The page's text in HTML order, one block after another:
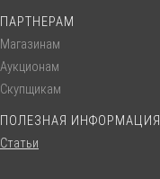
ПАРТНЕРАМ
Магазинам
Аукционам
Скупщикам
ПОЛЕЗНАЯ ИНФОРМАЦИЯ
Статьи